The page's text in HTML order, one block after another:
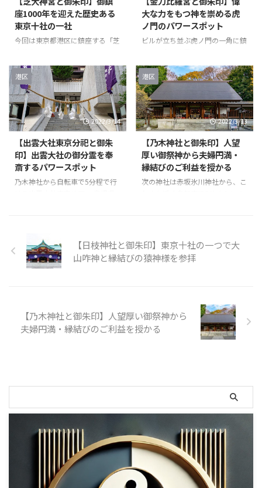
座1000年を迎えた歴史ある
東京十社の一社
今回は東京都港区に鎮座する「芝
芝大神宮（しばだいじんぐう）と
は 芝大神宮の境内 芝大神宮の鳥
居です。 多くの方が参拝されて
いましたが、人が途切れるわずか
なチャンスをひたすら待ってます
笑 しばらく粘って撮れた一枚。
かなり大きいですね！ 階段を上
がるとすぐに狛犬が出迎えてくれ
ます。 足元には可愛らしい小さ
な狛犬が。 芝大神宮の狛犬は他
の神社ではあまりみない角が生え
大な力をもつ神を崇める虎
ノ門のパワースポット
ビルが立ち並ぶ虎ノ門の一角に鎮
う）。 御祭神は「神々の中でも
っとも偉大な力をもつ神」と言わ
れています！ 金刀比羅宮（こと
ひらぐう）とは 万治三年（1660
年）に讃岐国丸亀藩主であった京
極高和が、その藩領内である象頭
山に鎮座する、金刀比羅宮(本宮)
の御分霊を当時藩邸があった芝・
三田の地に勧請し、延宝七年
（1679年）、京極高豊の代に現
在の虎ノ門（江戸城の裏鬼門にあ
港区
2022/3/14
【出雲大社東京分祀と御朱
印】出雲大社の御分霊を奉
斎するパワースポット
乃木神社から自転車で5分程で行
雲大社東京分祀」で参拝です！
出雲大社東京分祀とは 島根県に
ある大国主命（おおくにぬしのみ
造、出雲大社教初代管長の千家尊
福公によって明治の初期に創設さ
れたと言われています。 出雲大
港区
2022/3/13
【乃木神社と御朱印】人望
厚い御祭神から夫婦円満・
縁結びのご利益を授かる
次の神社は赤坂氷川神社から、こ
か。 乃木神社とは 御祭神の乃木
希典は生まれつき体があまり丈夫
ではなく泣き虫な少年だったとあ
武士に育てようとあえて厳しく鍛
えていたそうです。 また、戦後
は学習院の院長を務めるなど教育
【日枝神社と御朱印】東京十社の一つで大
山咋神と縁結びの猿神様を参拝
【乃木神社と御朱印】人望厚い御祭神から
夫婦円満・縁結びのご利益を授かる